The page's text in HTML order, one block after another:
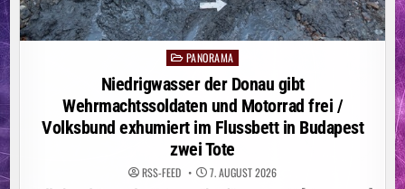
PostedPANORAMA
Niedrigwasser der Donau gibt
Wehrmachtssoldaten und Motorrad frei /
Volksbund exhumiert im Flussbett in Budapest
zwei Tote
RSS-FEED 7. AUGUST 2026